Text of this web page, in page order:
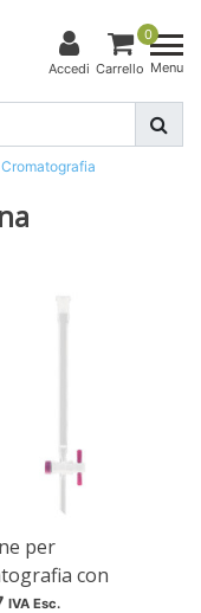
Accedi
0
Carrello Menu
Cromatografia
per
con
fritte
IVA Esc.